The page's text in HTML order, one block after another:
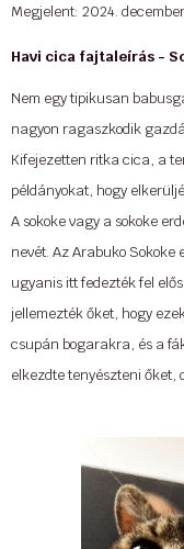
Megjelent: 2024.
Havi cica fajtaleírás -
Nem egy tipikusan
nagyon ragaszkodik
Kifejezetten ritka cica, a
példányokat, hogy
A sokoke vagy a sokoke
nevét. Az Arabuko
ugyanis itt fedezték fel
jellemezték őket, hogy
csupán bogarakra, és a
elkezdte tenyészteni
A sokoke (vagy hosszú
rövidszőrű, esetleg
amelyet az 1970-es évek
keleti, tengerparti Kenya